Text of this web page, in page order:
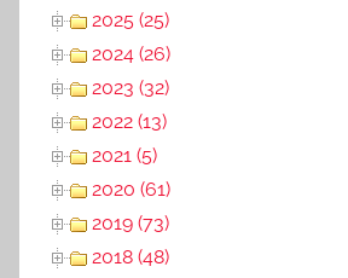
2025 (25)
2024 (26)
2023 (32)
2022 (13)
2021 (5)
2020 (61)
2019 (73)
2018 (48)